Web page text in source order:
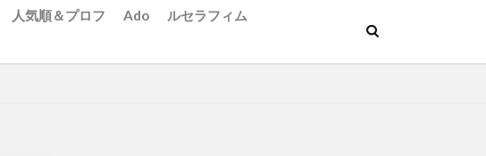
人気順＆プロフ Ado
ルセラフィム